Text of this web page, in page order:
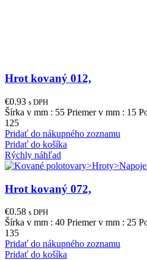
Hrot kovaný 012,
€0.93 s DPH
Šírka v mm : 55 Priemer v mm : 15
125
Pridať do nákupného zoznamu
Pridať do košíka
Rýchly náhľad
Hrot kovaný 072,
€0.58 s DPH
Šírka v mm : 40 Priemer v mm : 25
135
Pridať do nákupného zoznamu
Pridať do košíka